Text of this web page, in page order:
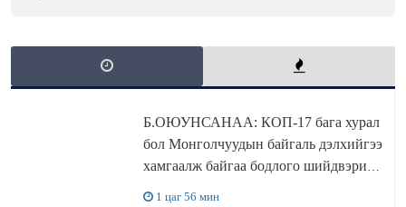
Б.ОЮУНСАНАА: КОП-17 бага хурал
бол Монголчуудын байгаль дэлхийгээ
хамгаалж байгаа бодлого шийдвэрийг
1 цаг 56 мин